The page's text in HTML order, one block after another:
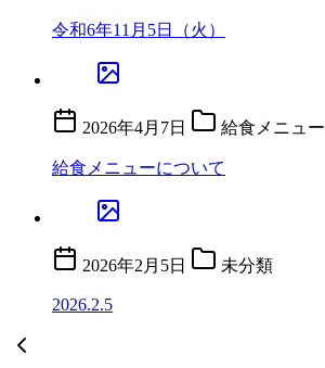
令和6年11月5日（火）
2026年4月7日 給食メニュー
給食メニューについて
2026年2月5日 未分類
2026.2.5